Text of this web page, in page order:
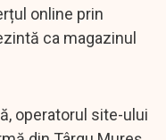
online prin
ca magazinul
operatorul site-ului